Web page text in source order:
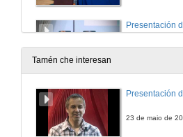
Presentación
12 de set. de
Tamén che interesan
Presentación
23 de maio de